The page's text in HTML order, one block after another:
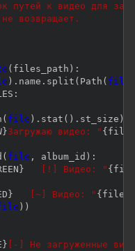
путей к видео для
возвращает.
( files_path ) :
) . name . split ( Path ( file
:
( file ) . stat ( ) . st_size )
}Загружаю видео: " {
( file , album_id ) :
}
   [!] Видео: "
{
}
   [~] Видео: "
{
) )
} [-] Не загруженные